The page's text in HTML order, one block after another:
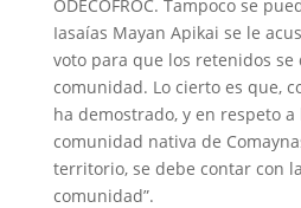
ODECOFROC. Tampoco se
Iasaías Mayan Apikai se le
voto para que los retenidos se
comunidad. Lo cierto es que,
ha demostrado, y en respeto
comunidad nativa de
territorio, se debe contar con
comunidad”.